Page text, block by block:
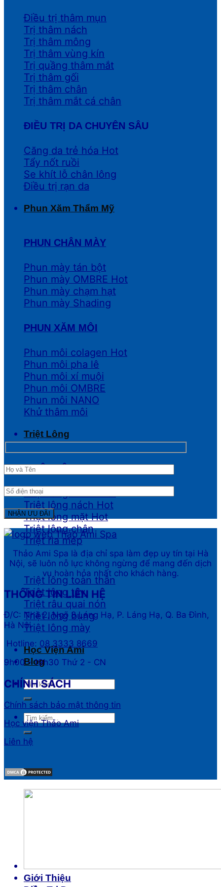
Điều trị thâm mụn
Trị thâm nách
Trị thâm mông
Trị thâm vùng kín
Trị quầng thâm mắt
Trị thâm gối
Trị thâm chân
Trị thâm mắt cá chân
ĐIỀU TRỊ DA CHUYÊN SÂU
Căng da trẻ hóa
Tẩy nốt ruồi
Se khít lỗ chân lông
Điều trị rạn da
Phun Xăm Thẩm Mỹ
PHUN CHÂN MÀY
Phun mày tán bột
Phun mày OMBRE
Phun mày chạm hạt
Phun mày Shading
PHUN XĂM MÔI
Phun môi colagen
Phun môi pha lê
Phun môi xí muội
Phun môi OMBRE
Phun môi NANO
Khử thâm môi
Triệt Lông
TRIỆT LÔNG
Triệt lông Bikini
Triệt lông nách
Triệt lông mặt
Triệt lông chân
Triệt ria mép
Triệt lông toàn thân
Triệt lông tay
Triệt râu quai nón
Triệt lông bụng
Triệt lông mày
Học Viện Ami
Blog
Thảo Ami Spa là địa chỉ spa làm đẹp uy tín tại Hà
Nội, sẽ luôn nỗ lực không ngừng để mang đến dịch
vụ hoàn hỏa nhất cho khách hàng.
THÔNG TIN LIÊN HỆ
Đ/C: Nhà 2, Ngõ 8 Láng Hạ, P. Láng Hạ, Q. Ba Đình,
Hà Nội
Hotline: 08 3333 8669
9h00 - 19h30 Thứ 2 - CN
CHÍNH SÁCH
Chính sách bảo mật thông tin
Học viện Thảo Ami
Liên hệ
Giới Thiệu